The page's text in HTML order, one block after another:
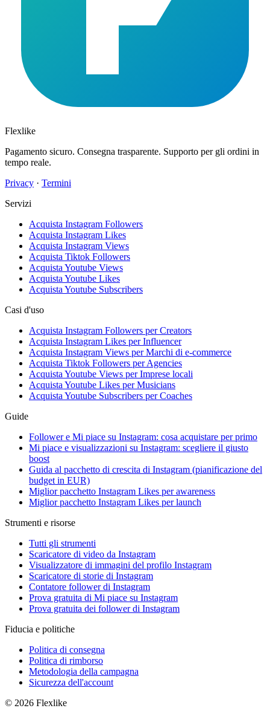
Flexlike
Pagamento sicuro. Consegna trasparente. Supporto per gli ordini in
tempo reale.
Privacy · Termini
Servizi
Acquista Instagram Followers
Acquista Instagram Likes
Acquista Instagram Views
Acquista Tiktok Followers
Acquista Youtube Views
Acquista Youtube Likes
Acquista Youtube Subscribers
Casi d'uso
Acquista Instagram Followers per Creators
Acquista Instagram Likes per Influencer
Acquista Instagram Views per Marchi di e-commerce
Acquista Tiktok Followers per Agencies
Acquista Youtube Views per Imprese locali
Acquista Youtube Likes per Musicians
Acquista Youtube Subscribers per Coaches
Guide
Follower e Mi piace su Instagram: cosa acquistare per primo
Mi piace e visualizzazioni su Instagram: scegliere il giusto
boost
Guida al pacchetto di crescita di Instagram (pianificazione del
budget in EUR)
Miglior pacchetto Instagram Likes per awareness
Miglior pacchetto Instagram Likes per launch
Strumenti e risorse
Tutti gli strumenti
Scaricatore di video da Instagram
Visualizzatore di immagini del profilo Instagram
Scaricatore di storie di Instagram
Contatore follower di Instagram
Prova gratuita di Mi piace su Instagram
Prova gratuita dei follower di Instagram
Fiducia e politiche
Politica di consegna
Politica di rimborso
Metodologia della campagna
Sicurezza dell'account
© 2026 Flexlike